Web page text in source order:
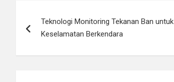
navigation
Teknologi Monitoring Tekanan Ban untuk
Keselamatan Berkendara